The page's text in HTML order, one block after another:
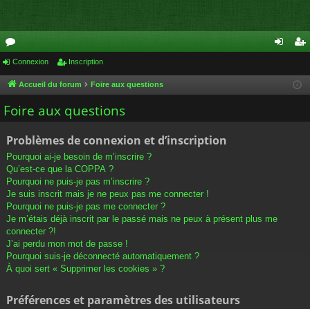
or
u
m
cri
Connexion Inscription
Accueil du forum Foire aux questions
Foire aux questions
Problèmes de connexion et d’inscription
Pourquoi ai-je besoin de m’inscrire ?
Qu’est-ce que la COPPA ?
Pourquoi ne puis-je pas m’inscrire ?
Je suis inscrit mais je ne peux pas me connecter !
Pourquoi ne puis-je pas me connecter ?
Je m’étais déjà inscrit par le passé mais ne peux à présent plus me
connecter ?!
J’ai perdu mon mot de passe !
Pourquoi suis-je déconnecté automatiquement ?
À quoi sert « Supprimer les cookies » ?
Préférences et paramètres des utilisateurs